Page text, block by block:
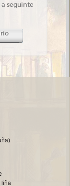
a seguinte
liña